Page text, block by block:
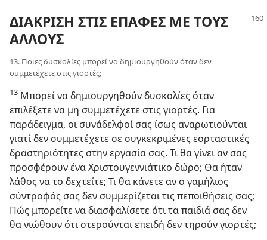
ΔΙΑΚΡΙΣΗ ΣΤΙΣ ΕΠΑΦΕΣ ΜΕ ΤΟΥΣ
ΑΛΛΟΥΣ
13. Ποιες δυσκολίες μπορεί να δημιουργηθούν όταν δεν
συμμετέχετε στις γιορτές;
13 Μπορεί να δημιουργηθούν δυσκολίες όταν
επιλέξετε να μη συμμετέχετε στις γιορτές. Για
παράδειγμα, οι συνάδελφοί σας ίσως αναρωτιούνται
γιατί δεν συμμετέχετε σε συγκεκριμένες εορταστικές
δραστηριότητες στην εργασία σας. Τι θα γίνει αν σας
προσφέρουν ένα Χριστουγεννιάτικο δώρο; Θα ήταν
λάθος να το δεχτείτε; Τι θα κάνετε αν ο γαμήλιος
σύντροφός σας δεν συμμερίζεται τις πεποιθήσεις σας;
Πώς μπορείτε να διασφαλίσετε ότι τα παιδιά σας δεν
θα νιώθουν ότι στερούνται επειδή δεν τηρούν γιορτές;